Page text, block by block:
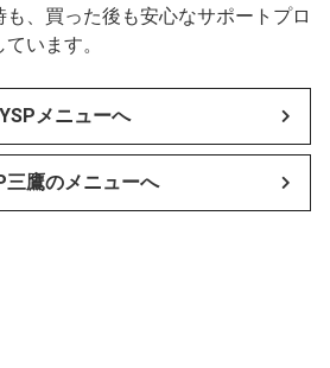
、買った後も安心なサポートプロ
います。
YSPメニューへ
三鷹のメニューへ